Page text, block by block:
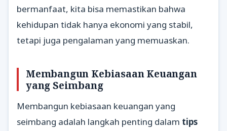
bermanfaat, kita bisa memastikan bahwa
kehidupan tidak hanya ekonomi yang stabil,
tetapi juga pengalaman yang memuaskan.
Membangun Kebiasaan Keuangan
yang Seimbang
Membangun kebiasaan keuangan yang
seimbang adalah langkah penting dalam tips